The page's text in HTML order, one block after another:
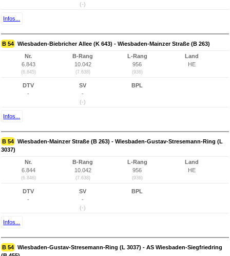
(-)
Infos...
B 54 Wiesbaden-Biebricher Allee (K 643) - Wiesbaden-Mainzer Straße (B 263)
Nr.
6.843
(6.845)
B-Rang
10.042
(7.638)
L-Rang
956
(936)
Land
HE
DTV
-
SV
-
(-)
BPL
Infos...
B 54 Wiesbaden-Mainzer Straße (B 263) - Wiesbaden-Gustav-Stresemann-Ring (L
3037)
Nr.
6.844
(6.846)
B-Rang
10.042
(7.638)
L-Rang
956
(936)
Land
HE
DTV
-
SV
-
(-)
BPL
Infos...
B 54 Wiesbaden-Gustav-Stresemann-Ring (L 3037) - AS Wiesbaden-Siegfriedring